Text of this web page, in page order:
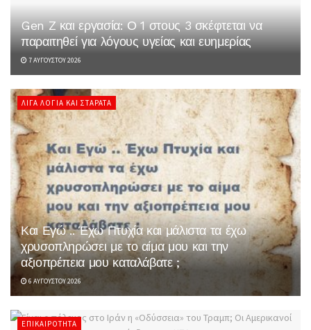
Gen Z και εργασία: Ο 1 στους 3 σκέφτεται να
παραιτηθεί για λόγους υγείας και ευημερίας
7 ΑΥΓΟΎΣΤΟΥ 2026
ΛΊΓΑ ΛΌΓΙΑ ΚΑΙ ΣΤΑΡΆΤΑ
Και Εγώ .. Έχω Πτυχία και μάλιστα τα έχω
χρυσοπληρώσει με το αίμα μου και την
αξιοπρέπεια μου καταλάβατε ;
6 ΑΥΓΟΎΣΤΟΥ 2026
ΕΠΙΚΑΙΡΌΤΗΤΑ